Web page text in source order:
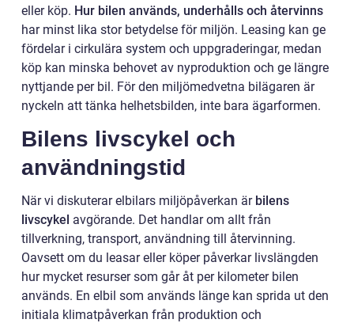
eller köp. Hur bilen används, underhålls och återvinns
har minst lika stor betydelse för miljön. Leasing kan ge
fördelar i cirkulära system och uppgraderingar, medan
köp kan minska behovet av nyproduktion och ge längre
nyttjande per bil. För den miljömedvetna bilägaren är
nyckeln att tänka helhetsbilden, inte bara ägarformen.
Bilens livscykel och
användningstid
När vi diskuterar elbilars miljöpåverkan är bilens
livscykel avgörande. Det handlar om allt från
tillverkning, transport, användning till återvinning.
Oavsett om du leasar eller köper påverkar livslängden
hur mycket resurser som går åt per kilometer bilen
används. En elbil som används länge kan sprida ut den
initiala klimatpåverkan från produktion och